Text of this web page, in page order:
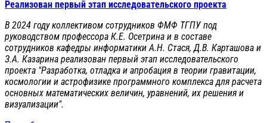
Реализован первый этап исследовательского проекта
В 2024 году коллективом сотрудников ФМФ ТГПУ под
руководством профессора К.Е. Осетрина и в составе
сотрудников кафедры информатики А.Н. Стася, Д.В. Карташова и
З.А. Казарина реализован первый этап исследовательского
проекта "Разработка, отладка и апробация в теории гравитации,
космологии и астрофизике программного комплекса для расчета
основных математических величин, уравнений, их решения и
визуализации".